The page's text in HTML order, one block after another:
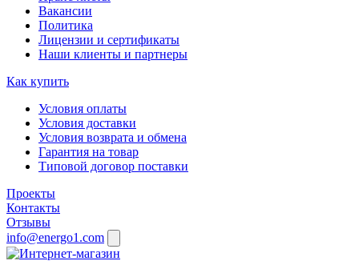
Вакансии
Политика
Лицензии и сертификаты
Наши клиенты и партнеры
Как купить
Условия оплаты
Условия доставки
Условия возврата и обмена
Гарантия на товар
Типовой договор поставки
Проекты
Контакты
Отзывы
info@energo1.com